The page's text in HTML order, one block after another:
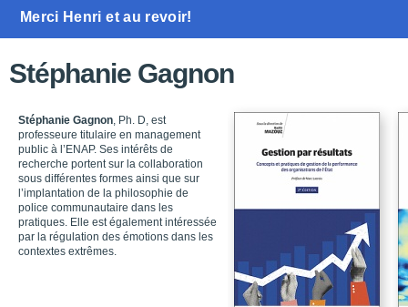
Merci Henri et au revoir!
Stéphanie Gagnon
Stéphanie Gagnon, Ph. D, est
professeure titulaire en management
public à l’ENAP. Ses intérêts de
recherche portent sur la collaboration
sous différentes formes ainsi que sur
l’implantation de la philosophie de
police communautaire dans les
pratiques. Elle est également intéressée
par la régulation des émotions dans les
contextes extrêmes.